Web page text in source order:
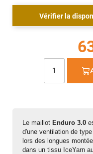
Le maillot Enduro 3.0
d'une ventilation de
lors des longues
dans un tissu IceYarn
Vérifier la